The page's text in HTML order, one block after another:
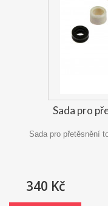
Sada pro
Sada pro přetěsnění
340 Kč